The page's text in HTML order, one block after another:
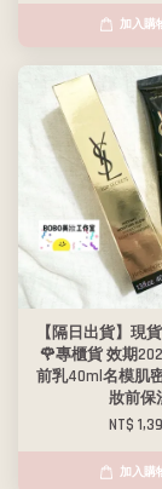
加入購
【隔日出貨】現
🌹專櫃貨 效期
前乳40ml名模肌
妝前保
NT$
加入購